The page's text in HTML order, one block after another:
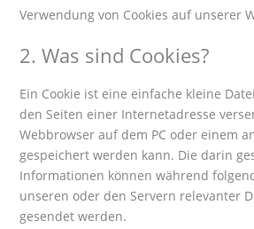
Verwendung von Cookies auf unserer
2. Was sind Cookies?
Ein Cookie ist eine einfache kleine
den Seiten einer Internetadresse
Webbrowser auf dem PC oder einem
gespeichert werden kann. Die darin
Informationen können während
unseren oder den Servern relevanter
gesendet werden.